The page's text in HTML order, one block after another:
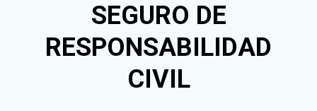
SEGURO DE
RESPONSABILIDAD
CIVIL